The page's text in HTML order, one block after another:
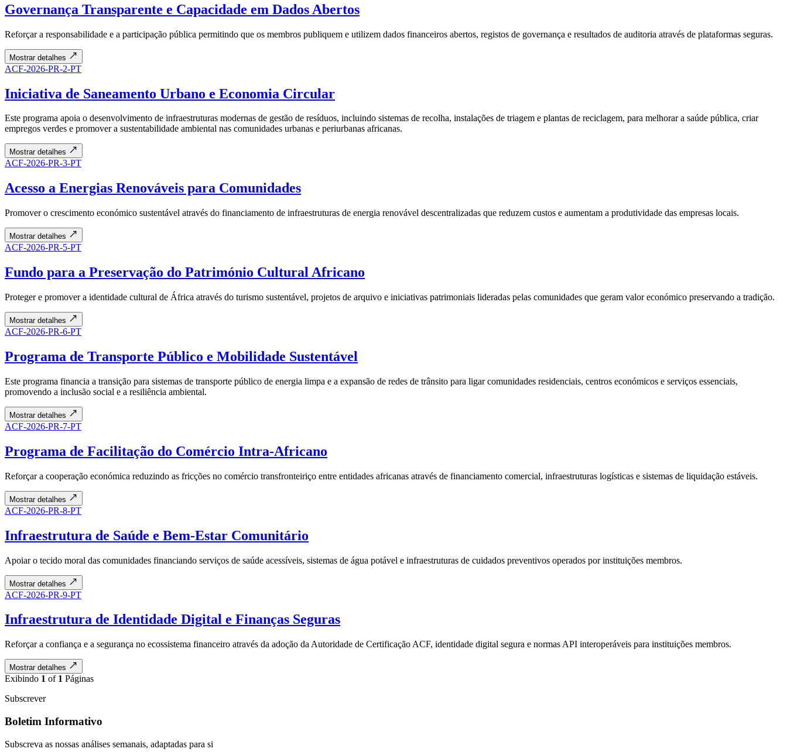
Governança Transparente e Capacidade em Dados Abertos
Reforçar a responsabilidade e a participação pública permitindo que os membros publiquem e utilizem dados financeiros abertos, registos de governança e resultados de auditoria através de plataformas seguras.
Mostrar detalhes
ACF-2026-PR-2-PT
Iniciativa de Saneamento Urbano e Economia Circular
Este programa apoia o desenvolvimento de infraestruturas modernas de gestão de resíduos, incluindo sistemas de recolha, instalações de triagem e plantas de reciclagem, para melhorar a saúde pública, criar
empregos verdes e promover a sustentabilidade ambiental nas comunidades urbanas e periurbanas africanas.
Mostrar detalhes
ACF-2026-PR-3-PT
Acesso a Energias Renováveis para Comunidades
Promover o crescimento económico sustentável através do financiamento de infraestruturas de energia renovável descentralizadas que reduzem custos e aumentam a produtividade das empresas locais.
Mostrar detalhes
ACF-2026-PR-5-PT
Fundo para a Preservação do Património Cultural Africano
Proteger e promover a identidade cultural de África através do turismo sustentável, projetos de arquivo e iniciativas patrimoniais lideradas pelas comunidades que geram valor económico preservando a tradição.
Mostrar detalhes
ACF-2026-PR-6-PT
Programa de Transporte Público e Mobilidade Sustentável
Este programa financia a transição para sistemas de transporte público de energia limpa e a expansão de redes de trânsito para ligar comunidades residenciais, centros económicos e serviços essenciais,
promovendo a inclusão social e a resiliência ambiental.
Mostrar detalhes
ACF-2026-PR-7-PT
Programa de Facilitação do Comércio Intra-Africano
Reforçar a cooperação económica reduzindo as fricções no comércio transfronteiriço entre entidades africanas através de financiamento comercial, infraestruturas logísticas e sistemas de liquidação estáveis.
Mostrar detalhes
ACF-2026-PR-8-PT
Infraestrutura de Saúde e Bem-Estar Comunitário
Apoiar o tecido moral das comunidades financiando serviços de saúde acessíveis, sistemas de água potável e infraestruturas de cuidados preventivos operados por instituições membros.
Mostrar detalhes
ACF-2026-PR-9-PT
Infraestrutura de Identidade Digital e Finanças Seguras
Reforçar a confiança e a segurança no ecossistema financeiro através da adoção da Autoridade de Certificação ACF, identidade digital segura e normas API interoperáveis para instituições membros.
Mostrar detalhes
Exibindo 1 of 1 Páginas
Subscrever
Boletim Informativo
Subscreva as nossas análises semanais, adaptadas para si